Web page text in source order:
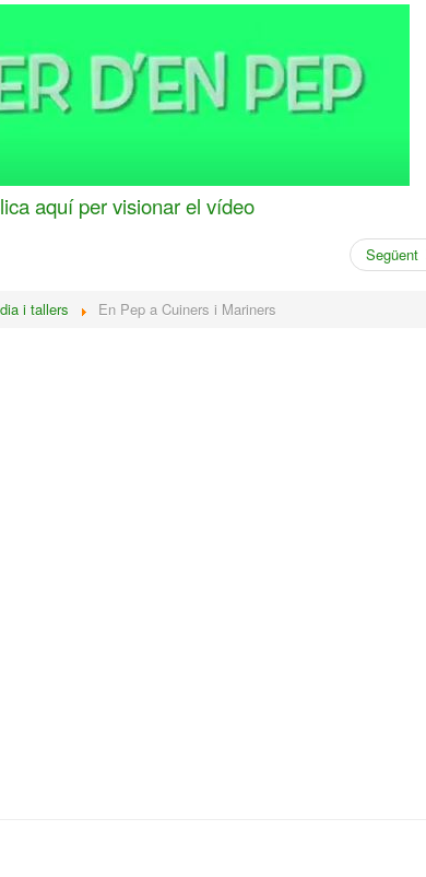
aquí per visionar el vídeo
Següent
i tallers En Pep a Cuiners i Mariners